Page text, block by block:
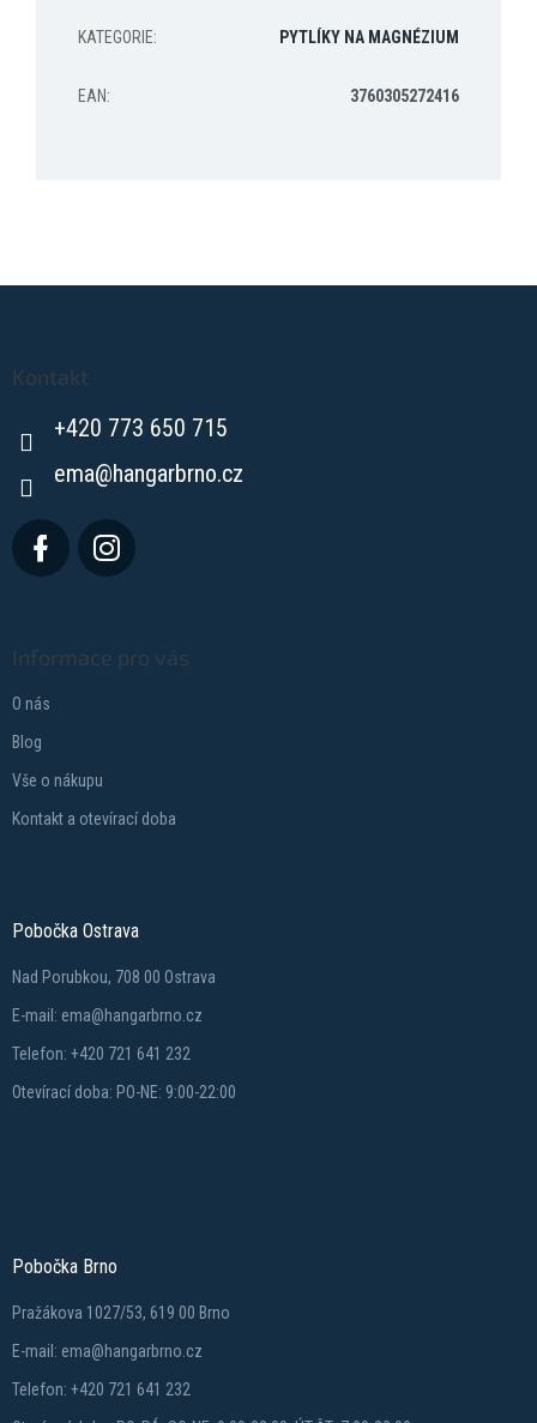
KATEGORIE: PYTLÍKY NA MAGNÉZIUM
EAN: 3760305272416
Kontakt
+420 773 650 715
ema@hangarbrno.cz
Informace pro vás
O nás
Blog
Vše o nákupu
Kontakt a otevírací doba
Pobočka Ostrava
Nad Porubkou, 708 00 Ostrava
E-mail: ema@hangarbrno.cz
Telefon: +420 721 641 232
Otevírací doba: PO-NE: 9:00-22:00
Pobočka Brno
Pražákova 1027/53, 619 00 Brno
E-mail: ema@hangarbrno.cz
Telefon: +420 721 641 232